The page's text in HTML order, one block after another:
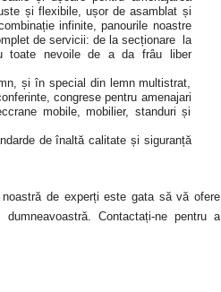
și flexibile, ușor de asamblat și
infinite, panourile noastre
de servicii: de la secționare la
toate nevoile de a da frâu liber
și în special din lemn multistrat,
congrese pentru amenajari
mobile, mobilier, standuri și
de înaltă calitate și siguranță
de experți este gata să vă ofere
Contactați-ne pentru a